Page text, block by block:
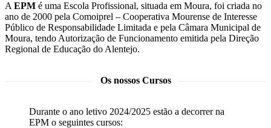
A EPM é uma Escola Profissional, situada em Moura, foi criada no
ano de 2000 pela Comoiprel – Cooperativa Mourense de Interesse
Público de Responsabilidade Limitada e pela Câmara Municipal de
Moura, tendo Autorização de Funcionamento emitida pela Direção
Regional de Educação do Alentejo.
Os nossos Cursos
Durante o ano letivo 2024/2025 estão a decorrer na
EPM o seguintes cursos: